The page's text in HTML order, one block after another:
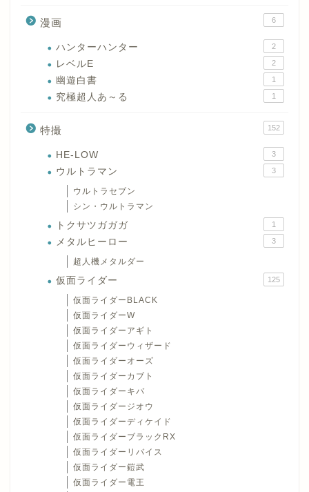
漫画 6
ハンターハンター 2
レベルE 2
幽遊白書 1
究極超人あ～る 1
特撮 152
HE-LOW 3
ウルトラマン 3
ウルトラセブン
シン・ウルトラマン
トクサツガガガ 1
メタルヒーロー 3
超人機メタルダー
仮面ライダー 125
仮面ライダーBLACK
仮面ライダーW
仮面ライダーアギト
仮面ライダーウィザード
仮面ライダーオーズ
仮面ライダーカブト
仮面ライダーキバ
仮面ライダージオウ
仮面ライダーディケイド
仮面ライダーブラックRX
仮面ライダーリバイス
仮面ライダー鎧武
仮面ライダー電王